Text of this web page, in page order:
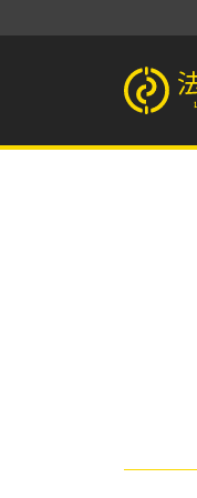
法律百